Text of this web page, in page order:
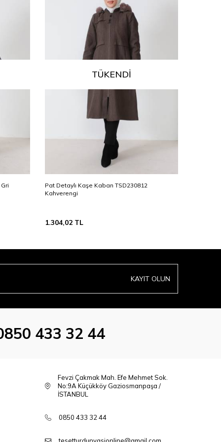
TÜKENDI
Pat Detaylı Kaşe Kaban TSD230812
Kahverengi
1.304,02 TL
KAYIT OLUN
433 32 44
Fevzi Çakmak Mah. Efe Mehmet Sok.
No:9A Küçükköy Gaziosmanpaşa /
İSTANBUL
0850 433 32 44